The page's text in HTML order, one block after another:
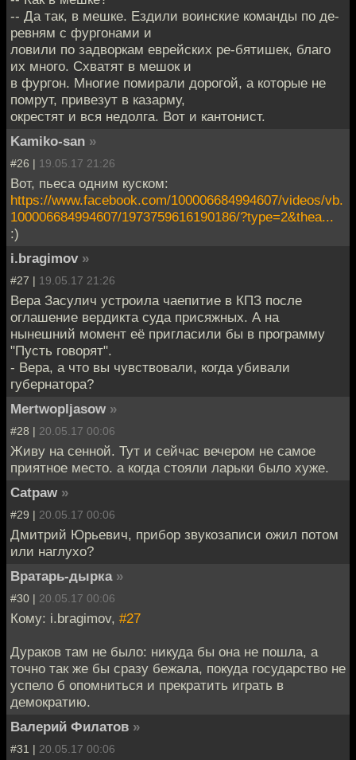
-- Да так, в мешке. Ездили воинские команды по де-
ревням с фургонами и
ловили по задворкам еврейских ре-бятишек, благо
их много. Схватят в мешок и
в фургон. Многие помирали дорогой, а которые не
помрут, привезут в казарму,
окрестят и вся недолга. Вот и кантонист.
Kamiko-san »
#26 | 19.05.17 21:26
Вот, пьеса одним куском:
https://www.facebook.com/100006684994607/videos/vb.
100006684994607/1973759616190186/?type=2&thea...
:)
i.bragimov »
#27 | 19.05.17 21:26
Вера Засулич устроила чаепитие в КПЗ после
оглашение вердикта суда присяжных. А на
нынешний момент её пригласили бы в программу
"Пусть говорят".
- Вера, а что вы чувствовали, когда убивали
губернатора?
Mertwopljasow »
#28 | 20.05.17 00:06
Живу на сенной. Тут и сейчас вечером не самое
приятное место. а когда стояли ларьки было хуже.
Catpaw »
#29 | 20.05.17 00:06
Дмитрий Юрьевич, прибор звукозаписи ожил потом
или наглухо?
Вратарь-дырка »
#30 | 20.05.17 00:06
Кому: i.bragimov, #27
Дураков там не было: никуда бы она не пошла, а
точно так же бы сразу бежала, покуда государство не
успело б опомниться и прекратить играть в
демократию.
Валерий Филатов »
#31 | 20.05.17 00:06